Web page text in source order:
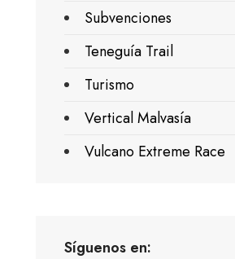
Subvenciones
Teneguía Trail
Turismo
Vertical Malvasía
Vulcano Extreme Race
Síguenos en: